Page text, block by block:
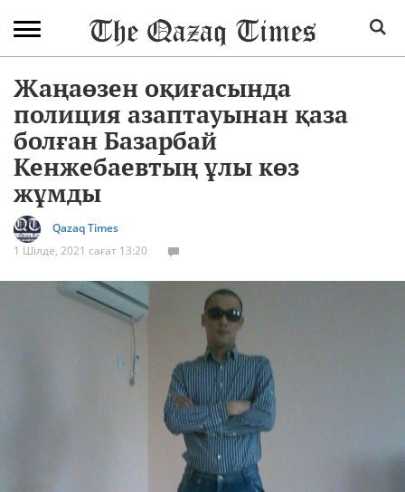
Жаңаөзен оқиғасында
полиция азаптауынан қаза
болған Базарбай
Кенжебаевтың ұлы көз
жұмды
Qazaq Times
1 Шілде, 2021 сағат 13:20